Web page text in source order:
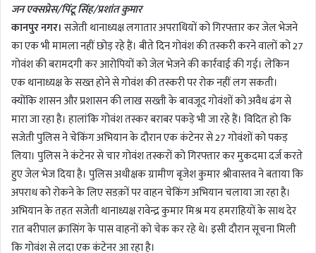
a
n
e
m
a
i
l
जन एक्सप्रेस/पिंटू सिंह/प्रशांत कुमार
कानपुर नगर। सजेती थानाध्यक्ष लगातार अपराधियों को गिरफ्तार कर जेल भेजने
का एक भी मामला नहीं छोड़ रहे हैं। बीते दिन गोवंश की तस्करी करने वालों को 27
गोवंश की बरामदगी कर आरोपियों को जेल भेजने की कार्रवाई की गई। लेकिन
एक थानाध्यक्ष के सख्त होने से गोवंश की तस्करी पर रोक नहीं लग सकती।
क्योंकि शासन और प्रशासन की लाख सख्ती के बावजूद गोवंशों को अवैध ढंग से
मारा जा रहा है। हालांकि गोवंश तस्कर बराबर पकड़े भी जा रहे हैं। विदित हो कि
सजेती पुलिस ने चेकिंग अभियान के दौरान एक कंटेनर से 27 गोवंशों को पकड़
लिया। पुलिस ने कंटेनर से चार गोवंश तस्करों को गिरफ्तार कर मुकदमा दर्ज करते
हुए जेल भेज दिया है। पुलिस अधीक्षक ग्रामीण बृजेश कुमार श्रीवास्तव ने बताया कि
अपराध को रोकने के लिए सडक़ों पर वाहन चेकिंग अभियान चलाया जा रहा है।
अभियान के तहत सजेती थानाध्यक्ष रावेन्द्र कुमार मिश्र मय हमराहियों के साथ देर
रात बरीपाल क्रासिंग के पास वाहनों को चेक कर रहे थे। इसी दौरान सूचना मिली
कि गोवंश से लदा एक कंटेनर आ रहा है।